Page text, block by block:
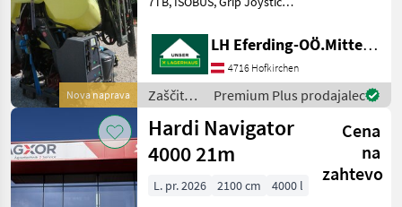
Nova naprava
Saugschlauch, 1"
Wasseranschluss, elektr.
Spülung ( DilutionKit) ,
Active Slant, Blaue
Spritzkegelb
LH Eferding-OÖ.Mitte, Landtechnik Hofkirchen
4716 Hofkirchen
Zaščita
rastlin /
Hardi
Premium Plus prodajalec
Hardi Navigator
4000 21m
Cena
na
zahtevo
L. pr. 2026 2100 cm
4000 l